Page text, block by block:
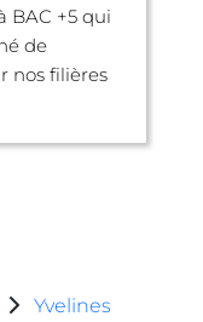
BAC +5 qui
de
nos filières
Yvelines